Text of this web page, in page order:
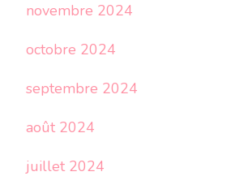
novembre 2024
octobre 2024
septembre 2024
août 2024
juillet 2024